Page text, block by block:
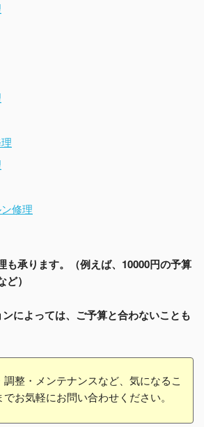
修理
も承ります。（例えば、10000円の予算
）
によっては、ご予算と合わないことも
整・メンテナンスなど、気になるこ
お気軽にお問い合わせください。